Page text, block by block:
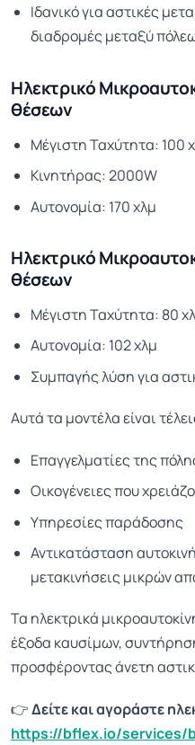
Ιδανικό για αστικές
διαδρομές μεταξύ
Ηλεκτρικό
θέσεων
Μέγιστη Ταχύτητα: 100
Κινητήρας: 2000W
Αυτονομία: 170 χλμ
Ηλεκτρικό
θέσεων
Μέγιστη Ταχύτητα: 80
Αυτονομία: 102 χλμ
Συμπαγής λύση για
Αυτά τα μοντέλα είναι
Επαγγελματίες της
Οικογένειες που
Υπηρεσίες παράδοσης
Αντικατάσταση
μετακινήσεις μικρών
Τα ηλεκτρικά
έξοδα καυσίμων,
προσφέροντας άνετη
👉Δείτε και αγοράστε
https://bflex.io/services/